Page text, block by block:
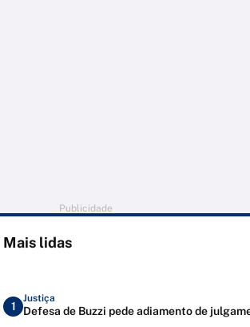
Publicidade
Mais lidas
1
Justiça
Defesa de Buzzi pede adiamento de